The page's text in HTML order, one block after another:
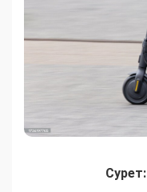
Сурет: